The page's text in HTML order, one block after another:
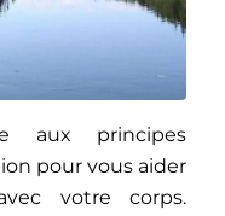
aux principes
pour vous aider
votre corps.